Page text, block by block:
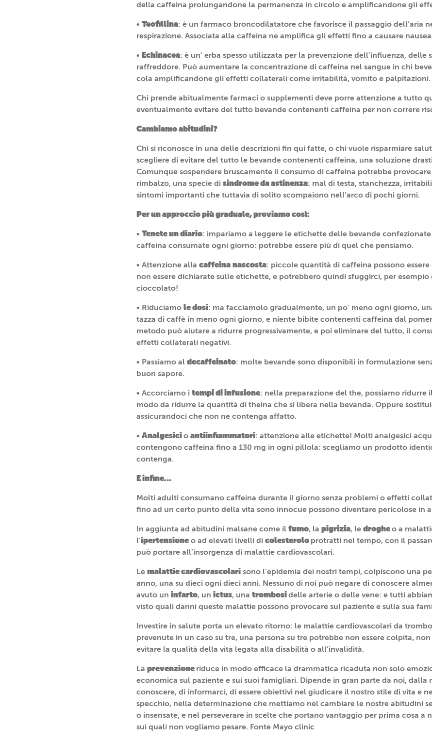
della caffeina prolungandone la permanenza in circolo e amplificandone gli
• Teofillina: è un farmaco broncodilatatore che favorisce il passaggio dell’aria
respirazione. Associata alla caffeina ne amplifica gli effetti fino a causare
• Echinacea: è un’ erba spesso utilizzata per la prevenzione dell’influenza,
raffreddore. Può aumentare la concentrazione di caffeina nel sangue in chi
cola amplificandone gli effetti collaterali come irritabilità, vomito e palpitazioni.
Chi prende abitualmente farmaci o supplementi deve porre attenzione a tutto
eventualmente evitare del tutto bevande contenenti caffeina per non correre
Cambiamo abitudini?
Chi si riconosce in una delle descrizioni fin qui fatte, o chi vuole risparmiare
scegliere di evitare del tutto le bevande contenenti caffeina, una soluzione
Comunque sospendere bruscamente il consumo di caffeina potrebbe
rimbalzo, una specie di sindrome da astinenza: mal di testa, stanchezza,
sintomi importanti che tuttavia di solito scompaiono nell’arco di pochi giorni.
Per un approccio più graduale, proviamo così:
• Tenete un diario: impariamo a leggere le etichette delle bevande
caffeina consumate ogni giorno: potrebbe essere più di quel che pensiamo.
• Attenzione alla caffeina nascosta: piccole quantità di caffeina possono
non essere dichiarate sulle etichette, e potrebbero quindi sfuggirci, per
cioccolato!
• Riduciamo le dosi: ma facciamolo gradualmente, un po’ meno ogni giorno,
tazza di caffè in meno ogni giorno, e niente bibite contenenti caffeina dal
metodo può aiutare a ridurre progressivamente, e poi eliminare del tutto, il
effetti collaterali negativi.
• Passiamo al decaffeinato: molte bevande sono disponibili in formulazione
buon sapore.
• Accorciamo i tempi di infusione: nella preparazione del the, possiamo ridurre
modo da ridurre la quantità di theina che si libera nella bevanda. Oppure
assicurandoci che non ne contenga affatto.
• Analgesicio antiinfiammatori: attenzione alle etichette! Molti analgesici
contengono caffeina fino a 130 mg in ogni pillola: scegliamo un prodotto
contenga.
E infine…
Molti adulti consumano caffeina durante il giorno senza problemi o effetti
fino ad un certo punto della vita sono innocue possono diventare pericolose in
In aggiunta ad abitudini malsane come il fumo, la pigrizia, le drogheo a
l’ipertensioneo ad elevati livelli di colesterolo protratti nel tempo, con il
può portare all’insorgenza di malattie cardiovascolari.
Le malattie cardiovascolarisono l’epidemia dei nostri tempi, colpiscono una
anno, una su dieci ogni dieci anni. Nessuno di noi può negare di conoscere
avuto un infarto, un ictus, una trombosidelle arterie o delle vene: e tutti
visto quali danni queste malattie possono provocare sul paziente e sulla sua
Investire in salute porta un elevato ritorno: le malattie cardiovascolari da
prevenute in un caso su tre, una persona su tre potrebbe non essere colpita,
evitare la qualità della vita legata alla disabilità o all’invalidità.
La prevenzione riduce in modo efficace la drammatica ricaduta non solo
economica sul paziente e sui suoi famigliari. Dipende in gran parte da noi, dalla
conoscere, di informarci, di essere obiettivi nel giudicare il nostro stile di vita e
specchio, nella determinazione che mettiamo nel cambiare le nostre abitudini
o insensate, e nel perseverare in scelte che portano vantaggio per prima cosa a
sui quali non vogliamo pesare. Fonte Mayo clinic